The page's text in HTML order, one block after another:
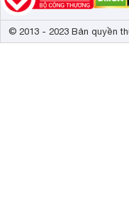
© 2013 - 2023 Bản quyền